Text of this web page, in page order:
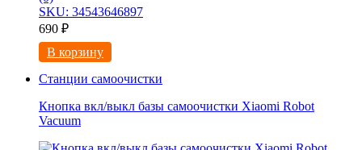
SKU: 34543646897
690 ₽
В корзину
Станции самоочистки
Кнопка вкл/выкл базы самоочистки Xiaomi Robot
Vacuum